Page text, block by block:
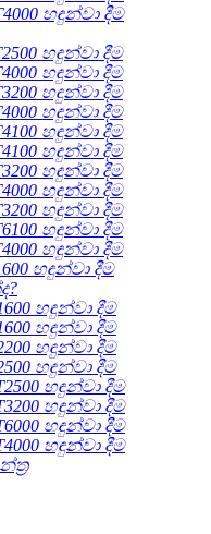
හඳුන්වා දීම
හඳුන්වා දීම
හඳුන්වා දීම
හඳුන්වා දීම
හඳුන්වා දීම
හඳුන්වා දීම
හඳුන්වා දීම
හඳුන්වා දීම
හඳුන්වා දීම
හඳුන්වා දීම
හඳුන්වා දීම
හඳුන්වා දීම
හඳුන්වා දීම
හඳුන්වා දීම
හඳුන්වා දීම
හඳුන්වා දීම
හඳුන්වා දීම
හඳුන්වා දීම
හඳුන්වා දීම
හඳුන්වා දීම
හඳුන්වා දීම